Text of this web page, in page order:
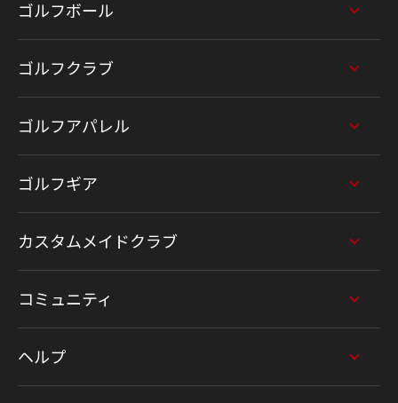
ゴルフボール
ゴルフクラブ
ゴルフアパレル
ゴルフギア
カスタムメイドクラブ
コミュニティ
ヘルプ